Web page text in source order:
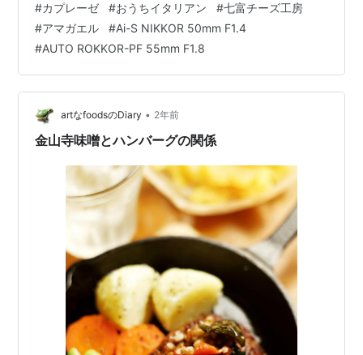
チーズ工房が開設されるのは初めてのことで、欧州仕込
みの本格チーズがようやくいただけるようになったと喜
んでおりました。ところがこれがまたなかなか実現しな
いのですよ、メニューが重なって都合が悪かったり、シ
ゴトの折り合いで買いに行けなかったり、体調を崩して
外出を控えていたり…といつの間にか数年の時…
#カプレーゼ #おうちイタリアン #七富チーズ工房
#アマガエル #Ai-S NIKKOR 50mm F1.4
#AUTO ROKKOR-PF 55mm F1.8
artなfoodsのDiary • 2年前
金山寺味噌とハンバーグの関係